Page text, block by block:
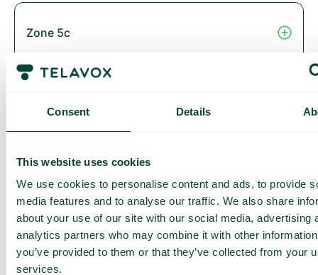
Consent Details
This website uses cookies
We use cookies to personalise content and ads, to provide
media features and to analyse our traffic. We also share
about your use of our site with our social media, advertising
analytics partners who may combine it with other
you’ve provided to them or that they’ve collected from your
services.
Zone 5c
Zone 6
Thailand
Zone 2B